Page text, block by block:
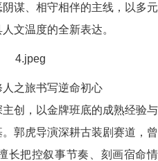
谋、相守相伴的主线，以多元
文温度的全新表达。
之旅书写逆命初心
主创，以金牌班底的成熟经验与
郭虎导演深耕古装剧赛道，曾
长把控叙事节奏、刻画宿命情